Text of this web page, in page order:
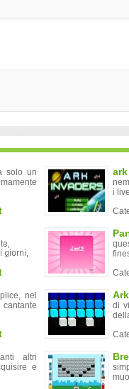
solo un
i
nel
di
altri
e